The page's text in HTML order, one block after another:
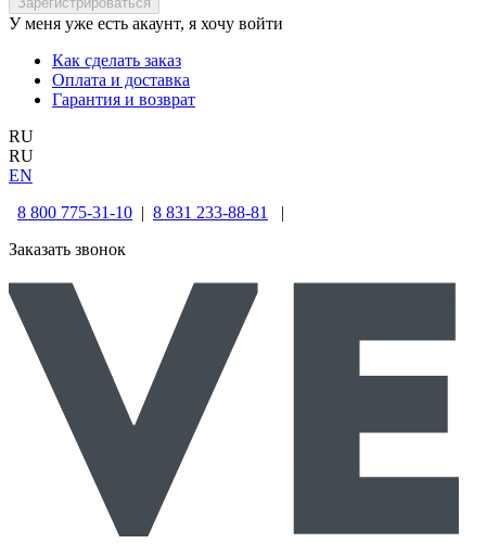
У меня уже есть акаунт, я хочу войти
Как сделать заказ
Оплата и доставка
Гарантия и возврат
RU
RU
EN
8 800 775-31-10 | 8 831 233-88-81
|
Заказать звонок